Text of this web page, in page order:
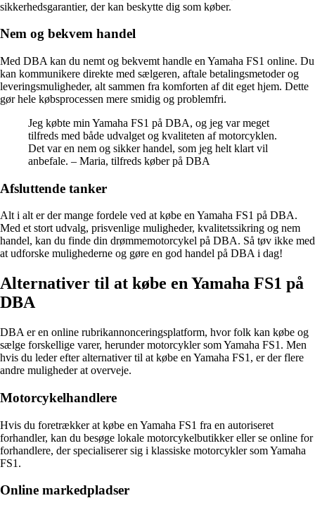
sikkerhedsgarantier, der kan beskytte dig som køber.
Nem og bekvem handel
Med DBA kan du nemt og bekvemt handle en Yamaha FS1 online. Du
kan kommunikere direkte med sælgeren, aftale betalingsmetoder og
leveringsmuligheder, alt sammen fra komforten af dit eget hjem. Dette
gør hele købsprocessen mere smidig og problemfri.
Jeg købte min Yamaha FS1 på DBA, og jeg var meget
tilfreds med både udvalget og kvaliteten af motorcyklen.
Det var en nem og sikker handel, som jeg helt klart vil
anbefale. – Maria, tilfreds køber på DBA
Afsluttende tanker
Alt i alt er der mange fordele ved at købe en Yamaha FS1 på DBA.
Med et stort udvalg, prisvenlige muligheder, kvalitetssikring og nem
handel, kan du finde din drømmemotorcykel på DBA. Så tøv ikke med
at udforske mulighederne og gøre en god handel på DBA i dag!
Alternativer til at købe en Yamaha FS1 på
DBA
DBA er en online rubrikannonceringsplatform, hvor folk kan købe og
sælge forskellige varer, herunder motorcykler som Yamaha FS1. Men
hvis du leder efter alternativer til at købe en Yamaha FS1, er der flere
andre muligheder at overveje.
Motorcykelhandlere
Hvis du foretrækker at købe en Yamaha FS1 fra en autoriseret
forhandler, kan du besøge lokale motorcykelbutikker eller se online for
forhandlere, der specialiserer sig i klassiske motorcykler som Yamaha
FS1.
Online markedpladser